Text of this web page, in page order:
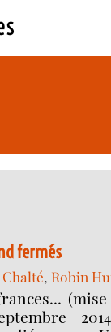
fermés
, Robin